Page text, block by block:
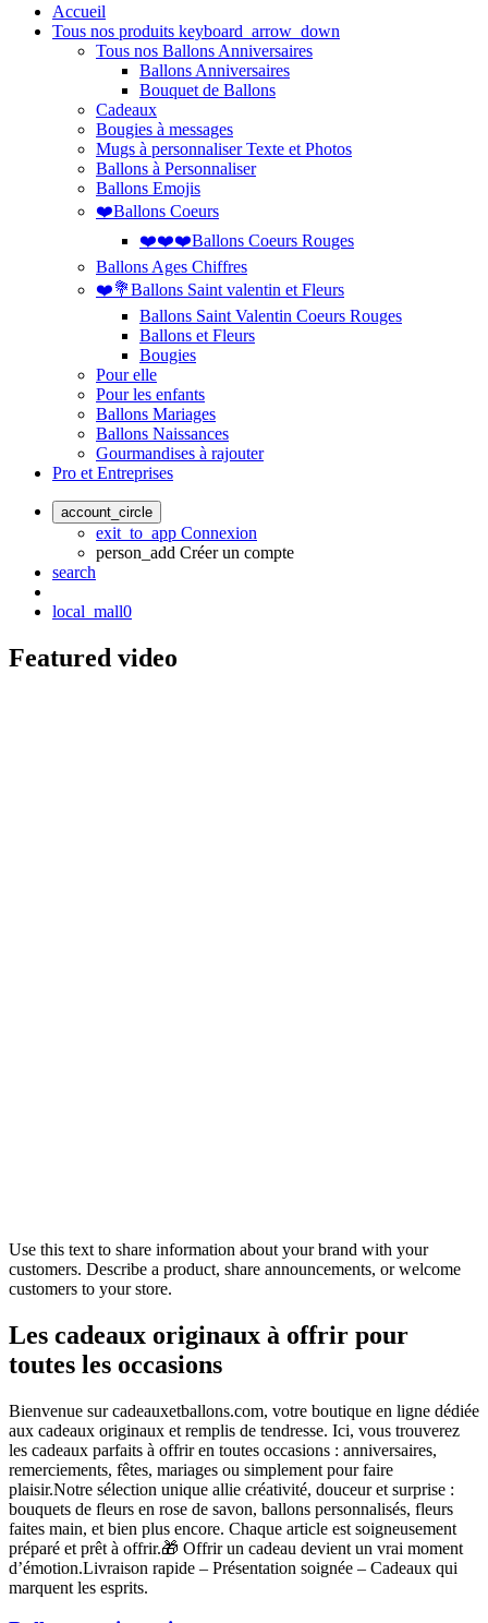
Accueil
Tous nos produits keyboard_arrow_down
Tous nos Ballons Anniversaires
Ballons Anniversaires
Bouquet de Ballons
Cadeaux
Bougies à messages
Mugs à personnaliser Texte et Photos
Ballons à Personnaliser
Ballons Emojis
❤️Ballons Coeurs
❤️❤️❤️Ballons Coeurs Rouges
Ballons Ages Chiffres
❤️💐Ballons Saint valentin et Fleurs
Ballons Saint Valentin Coeurs Rouges
Ballons et Fleurs
Bougies
Pour elle
Pour les enfants
Ballons Mariages
Ballons Naissances
Gourmandises à rajouter
Pro et Entreprises
account_circle
exit_to_app Connexion
person_add Créer un compte
search
local_mall0
Featured video
Use this text to share information about your brand with your
customers. Describe a product, share announcements, or welcome
customers to your store.
Les cadeaux originaux à offrir pour
toutes les occasions
Bienvenue sur cadeauxetballons.com, votre boutique en ligne dédiée
aux cadeaux originaux et remplis de tendresse. Ici, vous trouverez
les cadeaux parfaits à offrir en toutes occasions : anniversaires,
remerciements, fêtes, mariages ou simplement pour faire
plaisir.Notre sélection unique allie créativité, douceur et surprise :
bouquets de fleurs en rose de savon, ballons personnalisés, fleurs
faites main, et bien plus encore. Chaque article est soigneusement
préparé et prêt à offrir.🎁 Offrir un cadeau devient un vrai moment
d’émotion.Livraison rapide – Présentation soignée – Cadeaux qui
marquent les esprits.